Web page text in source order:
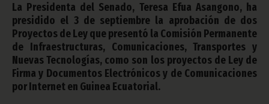
La Presidenta del Senado, Teresa Efua Asangono, ha
presidido el 3 de septiembre la aprobación de dos
Proyectos de Ley que presentó la Comisión Permanente
de Infraestructuras, Comunicaciones, Transportes y
Nuevas Tecnologías, como son los proyectos de Ley de
Firma y Documentos Electrónicos y de Comunicaciones
por Internet en Guinea Ecuatorial.